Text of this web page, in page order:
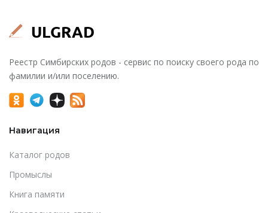
Реестр Симбирских родов - сервис по поиску своего рода по
фамилии и/или поселению.
Навигация
Каталог родов
Промыслы
Книга памяти